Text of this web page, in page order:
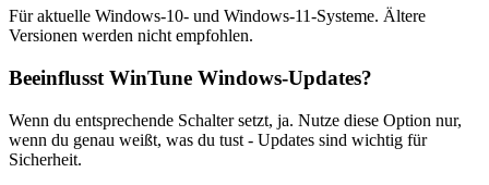
Für aktuelle Windows-10- und Windows-11-Systeme. Ältere
Versionen werden nicht empfohlen.
Beeinflusst WinTune Windows-Updates?
Wenn du entsprechende Schalter setzt, ja. Nutze diese Option nur,
wenn du genau weißt, was du tust - Updates sind wichtig für
Sicherheit.